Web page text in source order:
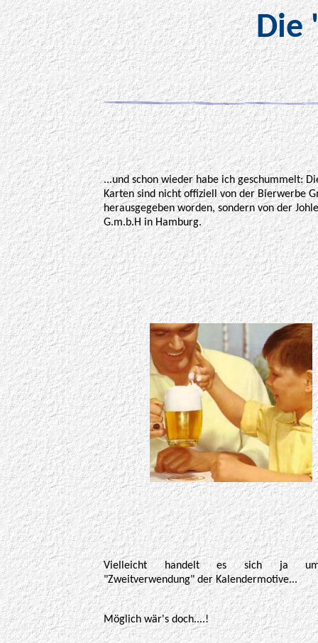
Die
...und schon wieder habe ich geschummelt:
Karten sind nicht offiziell von der Bierwerbe
herausgegeben worden, sondern von der
G.m.b.H in Hamburg.
Vielleicht handelt es sich ja
"Zweitverwendung" der Kalendermotive...
Möglich wär's doch....!